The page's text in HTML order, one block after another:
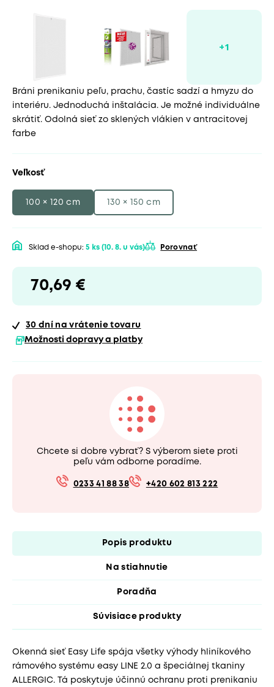
Bráni prenikaniu peľu, prachu, častíc sadzí a hmyzu do
interiéru. Jednoduchá inštalácia. Je možné individuálne
skrátiť. Odolná sieť zo sklených vlákien v antracitovej
farbe
Veľkosť
100 × 120 cm 130 × 150 cm
Sklad e-shopu: 5 ks (10. 8. u vás) Porovnať
70,69 €
30 dní na vrátenie tovaru
Možnosti dopravy a platby
Chcete si dobre vybrať? S výberom siete proti
peľu vám odborne poradíme.
0233 41 88 38 +420 602 813 222
Popis produktu
Na stiahnutie
Poradňa
Súvisiace produkty
Okenná sieť Easy Life spája všetky výhody hliníkového
rámového systému easy LINE 2.0 a špeciálnej tkaniny
ALLERGIC. Tá poskytuje účinnú ochranu proti prenikaniu